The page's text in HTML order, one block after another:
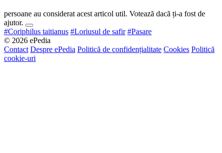
persoane au considerat acest articol util. Votează dacă ți-a fost de
ajutor.
#Coriphilus taitianus #Loriusul de safir #Pasare
© 2026 ePedia
Contact Despre ePedia Politică de confidențialitate Cookies Politică
cookie-uri